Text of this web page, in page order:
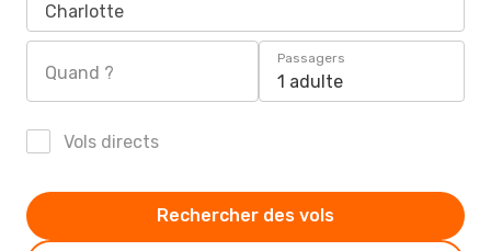
Charlotte
Quand ?
Passagers
1 adulte
Vols directs
Rechercher des vols